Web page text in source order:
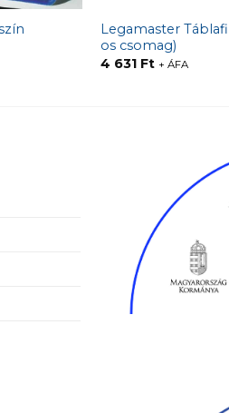
Legamaster
os csomag)
4 631 Ft + ÁFA